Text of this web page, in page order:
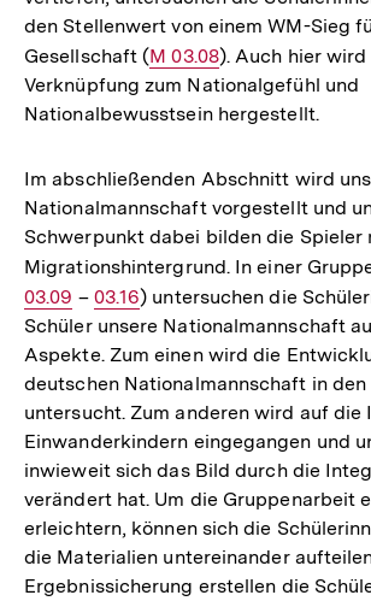
den Stellenwert von einem WM-Sieg
Gesellschaft (Interner
Link:
M 03.08). Auch hier
Verknüpfung zum Nationalgefühl und
Nationalbewusstsein hergestellt.
Im abschließenden Abschnitt wird
Nationalmannschaft vorgestellt und
Schwerpunkt dabei bilden die Spieler
Migrationshintergrund. In einer
03.09 – Interner
Link:
03.16) untersuchen die
Schüler unsere Nationalmannschaft
Aspekte. Zum einen wird die
deutschen Nationalmannschaft in
untersucht. Zum anderen wird auf die
Einwanderkindern eingegangen und
inwieweit sich das Bild durch die
verändert hat. Um die Gruppenarbeit
erleichtern, können sich die
die Materialien untereinander
Ergebnissicherung erstellen die